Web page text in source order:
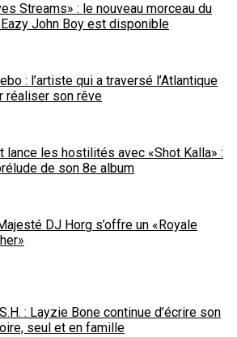
Streams» : le nouveau morceau du
Eazy John Boy est disponible
: l’artiste qui a traversé l’Atlantique
réaliser son rêve
lance les hostilités avec «Shot Kalla» :
de son 8e album
DJ Horg s’offre un «Royale
: Layzie Bone continue d’écrire son
seul et en famille